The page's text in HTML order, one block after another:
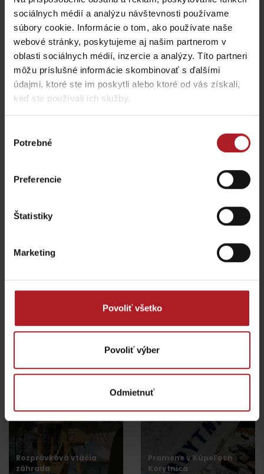
sociálnych médií a analýzu návštevnosti používame
súbory cookie. Informácie o tom, ako používate naše
webové stránky, poskytujeme aj našim partnerom v
oblasti sociálnych médií, inzercie a analýzy. Títo partneri
môžu príslušné informácie skombinovať s ďalšími
údajmi, ktoré ste im poskytli alebo ktoré od vás získali,
keď ste používali ich služby.
súhlasu
Potrebné
Preferencie
Štatistiky
Marketing
Povoliť všetko
Povoliť výber
Odmietnuť
Koliba Liptov GOTHAL
Liptovská Osada
Reštaurácia Smrekovica
Ľubochňa
Koliba Bodega
Aktivity a relax v gh blízkosti:
Veľká Fatra, Horský
ebike nabíjacia stanica
ebike nabíjacia stanica
Rozprávková vtáčia
záhrada
Pramene v Kúpeľoch
Korytnica